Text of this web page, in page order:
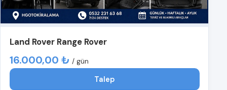
Land Rover Range Rover
16.000,00 ₺ / gün
Talep